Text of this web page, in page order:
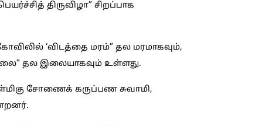
திருவிழா” சிறப்பாக
‘விடத்தை மரம்” தல மரமாகவும்,
தல இலையாகவும் உள்ளது.
சோணைக் கருப்பண சுவாமி,